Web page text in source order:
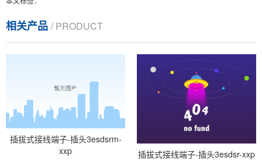
相关产品 / PRODUCT
插拔式接线端子-插头3esdsrm-
xxp
插拔式接线端子-插头3esdsr-xxp